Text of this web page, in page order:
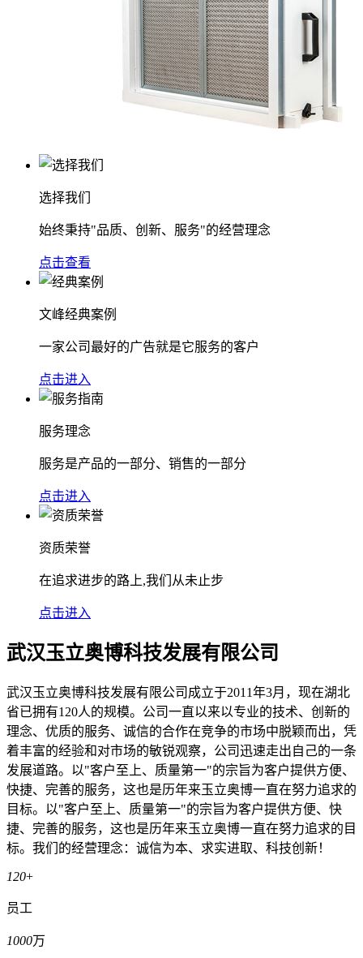
选择我们
始终秉持"品质、创新、服务"的经营理念
点击查看
文峰经典案例
一家公司最好的广告就是它服务的客户
点击进入
服务理念
服务是产品的一部分、销售的一部分
点击进入
资质荣誉
在追求进步的路上,我们从未止步
点击进入
武汉玉立奥博科技发展有限公司
武汉玉立奥博科技发展有限公司成立于2011年3月，现在湖北
省已拥有120人的规模。公司一直以来以专业的技术、创新的
理念、优质的服务、诚信的合作在竞争的市场中脱颖而出，凭
着丰富的经验和对市场的敏锐观察，公司迅速走出自己的一条
发展道路。以"客户至上、质量第一"的宗旨为客户提供方便、
快捷、完善的服务，这也是历年来玉立奥博一直在努力追求的
目标。以"客户至上、质量第一"的宗旨为客户提供方便、快
捷、完善的服务，这也是历年来玉立奥博一直在努力追求的目
标。我们的经营理念：诚信为本、求实进取、科技创新！
120+
员工
1000万